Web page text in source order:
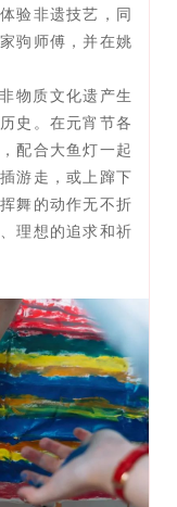
验非遗技艺，同
驹师傅，并在姚
物质文化遗产生
史。在元宵节各
配合大鱼灯一起
游走，或上蹿下
舞的动作无不折
理想的追求和祈